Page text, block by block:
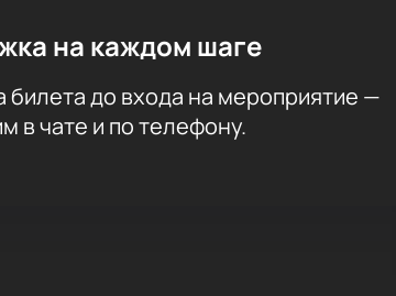
на каждом шаге
билета до входа на мероприятие —
в чате и по телефону.